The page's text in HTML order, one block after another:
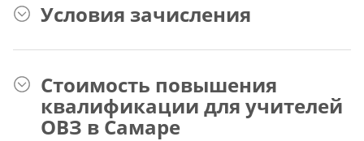
Условия зачисления
Стоимость повышения
квалификации для учителей
ОВЗ в Самаре